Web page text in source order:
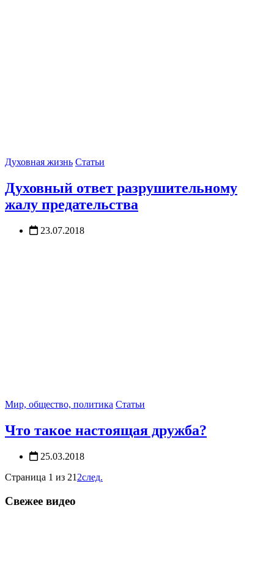
Духовная жизнь Статьи
Духовный ответ разрушительному
жалу предательства
23.07.2018
Мир, общество, политика Статьи
Что такое настоящая дружба?
25.03.2018
Страница 1 из 21 2след.
Свежее видео